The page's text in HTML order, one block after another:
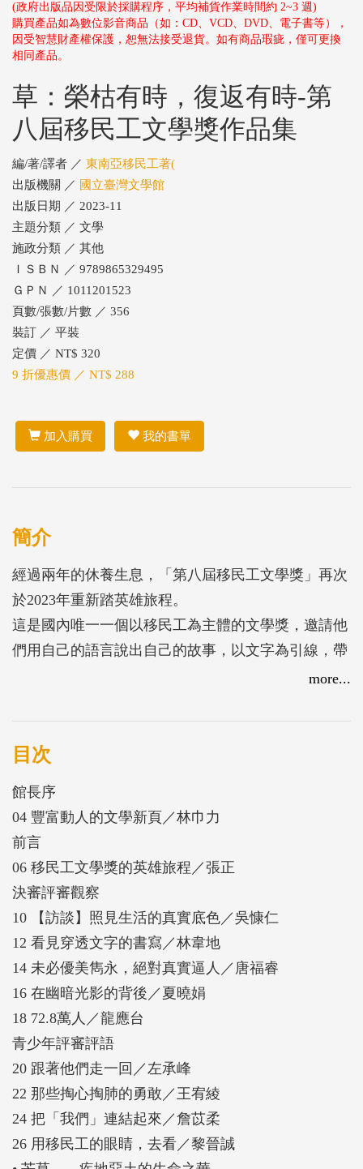
(政府出版品因受限於採購程序，平均補貨作業時間約 2~3 週)
購買產品如為數位影音商品（如：CD、VCD、DVD、電子書等），
因受智慧財產權保護，恕無法接受退貨。如有商品瑕疵，僅可更換
相同產品。
草：榮枯有時，復返有時-第
八屆移民工文學獎作品集
編/著/譯者 ／ 東南亞移民工著(
出版機關 ／ 國立臺灣文學館
出版日期 ／ 2023-11
主題分類 ／ 文學
施政分類 ／ 其他
ＩＳＢＮ ／ 9789865329495
ＧＰＮ ／ 1011201523
頁數/張數/片數 ／ 356
裝訂 ／ 平裝
定價 ／ NT$ 320
9 折優惠價 ／ NT$ 288
加入購買 我的書單
簡介
經過兩年的休養生息，「第八屆移民工文學獎」再次
於2023年重新踏英雄旅程。
這是國內唯一一個以移民工為主體的文學獎，邀請他
們用自己的語言說出自己的故事，以文字為引線，帶
領臺灣本地讀者進入其生命經驗與內心世界，開啟對
今年參賽作品總計195件，雖然數量較少，但這些以
生命、青春、親情乃至愛情為代價所打磨出來的作
歷程，映現其真實的生活底色與人生旅程。
本書除收錄決審評審觀察和青少年評審評語，並依作
品主題和內容，分為四個單元，分別是：「芒草——
疾地惡土的生命之華」、「藺草——細密織就的命運
之網」、「萱草——愛怨糾纏的母子親緣」、「莞草
——頑強蟄伏的自我追尋」。
more...
目次
館長序
04 豐富動人的文學新頁／林巾力
前言
06 移民工文學獎的英雄旅程／張正
決審評審觀察
10 【訪談】照見生活的真實底色／吳慷仁
12 看見穿透文字的書寫／林韋地
14 未必優美雋永，絕對真實逼人／唐福睿
16 在幽暗光影的背後／夏曉娟
18 72.8萬人／龍應台
青少年評審評語
20 跟著他們走一回／左承峰
22 那些掏心掏肺的勇敢／王宥綾
24 把「我們」連結起來／詹苡柔
26 用移民工的眼睛，去看／黎晉誠